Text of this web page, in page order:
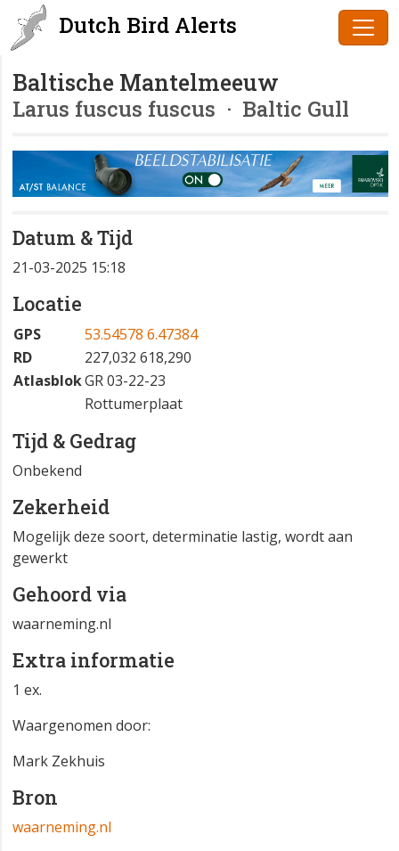
Dutch Bird Alerts
Baltische Mantelmeeuw
Larus fuscus fuscus · Baltic Gull
Datum & Tijd
21-03-2025 15:18
Locatie
GPS
53.54578 6.47384
RD
227,032 618,290
AtlasblokGR 03-22-23
Rottumerplaat
Tijd & Gedrag
Onbekend
Zekerheid
Mogelijk deze soort, determinatie lastig, wordt aan
gewerkt
Gehoord via
waarneming.nl
Extra informatie
1 ex.
Waargenomen door:
Mark Zekhuis
Bron
waarneming.nl